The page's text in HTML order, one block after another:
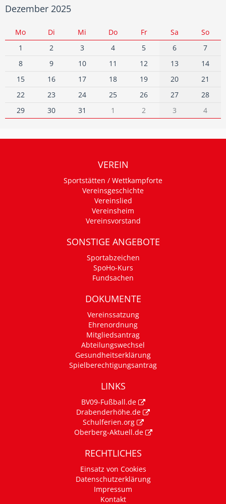
Dezember 2025
Mo Di Mi Do Fr Sa
So
1
2 3 4 5 6
7
8
9 10 11 12 13
14
15
16 17 18 19 20
21
22
23 24 25 26 27
28
29
30 31 1 2 3 4
VEREIN
Sportstätten / Wettkampforte
Vereinsgeschichte
Vereinslied
Vereinsheim
Vereinsvorstand
SONSTIGE ANGEBOTE
Sportabzeichen
SpoHo-Kurs
Fundsachen
DOKUMENTE
Vereinssatzung
Ehrenordnung
Mitgliedsantrag
Abteilungswechsel
Gesundheitserklärung
Spielberechtigungsantrag
LINKS
BV09-Fußball.de
Drabenderhöhe.de
Schulferien.org
Oberberg-Aktuell.de
RECHTLICHES
Einsatz von Cookies
Datenschutzerklärung
Impressum
Kontakt